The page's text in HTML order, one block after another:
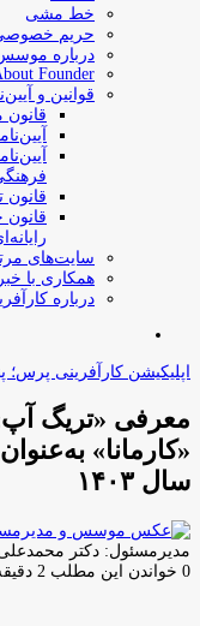
خط مشی
حریم
درباره
Founder
قوانین و
قانون
قانون
سایت‌های
همکاری با
درباره
اپلیکیشن کارآفرینی پرس؛
معرفی «تریگ
«کارمانا»
سال ۱۴۰۳
مدیرمسئول: دکتر محمدعلی
0 خواندن این مطلب 2 دقیقه زمان میبرد